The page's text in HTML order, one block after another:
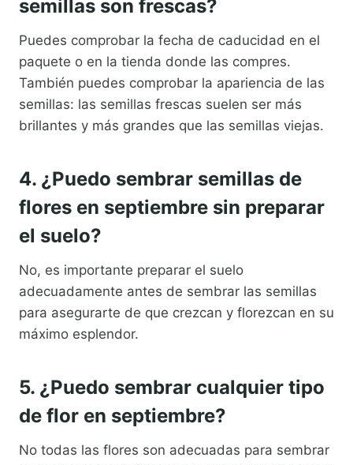
semillas son frescas?
Puedes comprobar la fecha de caducidad en el
paquete o en la tienda donde las compres.
También puedes comprobar la apariencia de las
semillas: las semillas frescas suelen ser más
brillantes y más grandes que las semillas viejas.
4. ¿Puedo sembrar semillas de
flores en septiembre sin preparar
el suelo?
No, es importante preparar el suelo
adecuadamente antes de sembrar las semillas
para asegurarte de que crezcan y florezcan en su
máximo esplendor.
5. ¿Puedo sembrar cualquier tipo
de flor en septiembre?
No todas las flores son adecuadas para sembrar